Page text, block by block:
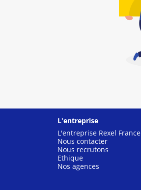
L'entreprise
L'entreprise Rexel France
Nous contacter
Nous recrutons
Ethique
Nos agences